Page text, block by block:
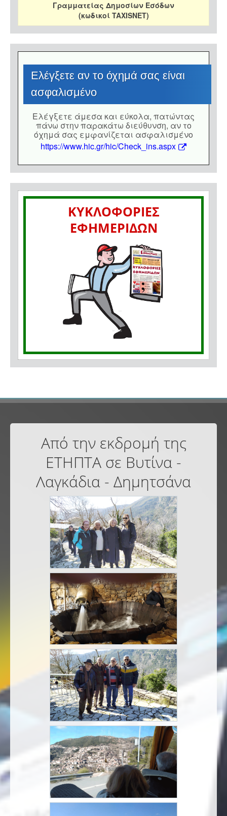
Γραμματείας Δημοσίων Εσόδων
(κωδικοί TAXISNET)
Eλέγξετε αν το όχημά σας είναι
ασφαλισμένο
Eλέγξετε άμεσα και εύκολα, πατώντας
πάνω στην παρακάτω διεύθυνση, αν το
όχημά σας εμφανίζεται ασφαλισμένο
https://www.hic.gr/hic/Check_ins.aspx
ΚΥΚΛΟΦΟΡΙΕΣ
ΕΦΗΜΕΡΙΔΩΝ
Από την εκδρομή της
ΕΤΗΠΤΑ σε Βυτίνα -
Λαγκάδια - Δημητσάνα